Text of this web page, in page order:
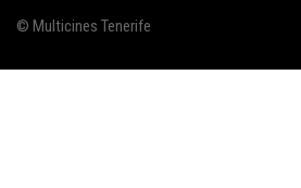
© Multicines Tenerife